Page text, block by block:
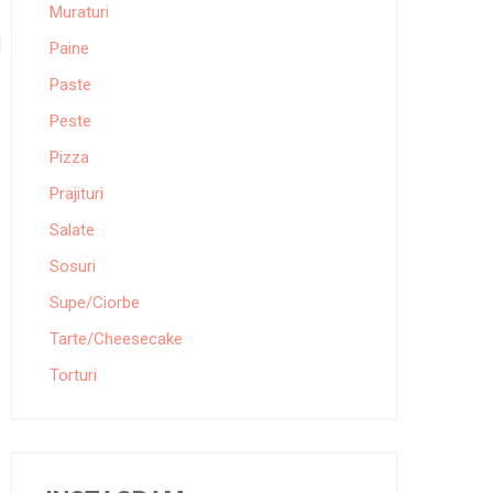
Muraturi
Paine
Paste
Peste
Pizza
Prajituri
Salate
Sosuri
Supe/Ciorbe
Tarte/Cheesecake
Torturi